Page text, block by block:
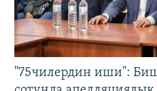
"75чилердин иши":